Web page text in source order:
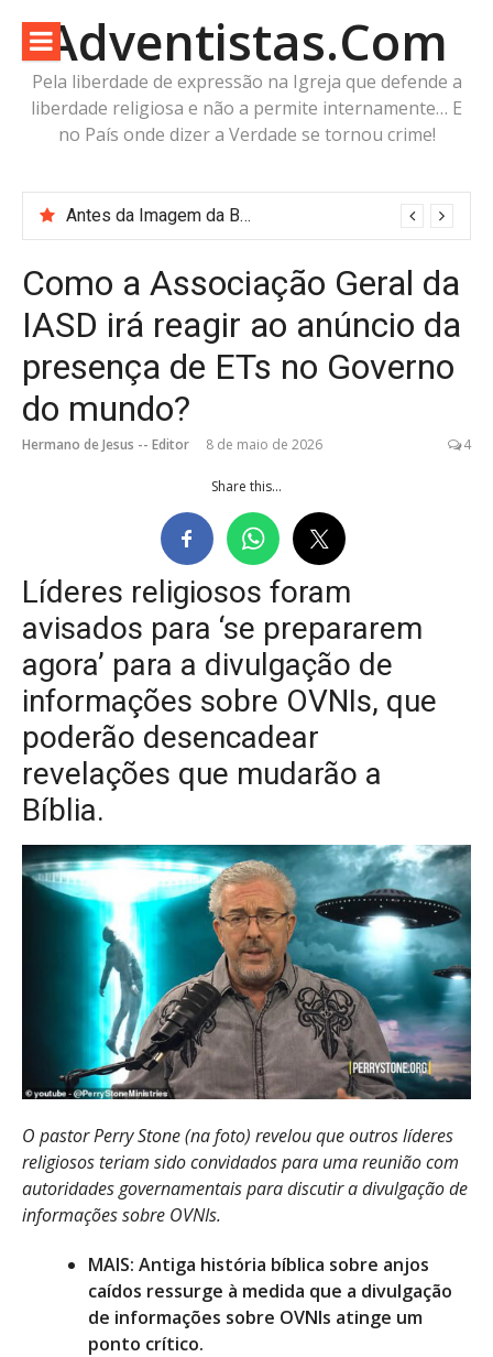
para
conteúdo
Adventistas.Com
Pela liberdade de expressão na Igreja que defende a
liberdade religiosa e não a permite internamente… E
no País onde dizer a Verdade se tornou crime!
“Robode” do Apocalipse? A imagem já existe. O corpo está pronto. Falta apenas o fôlego.
Como a Associação Geral da
IASD irá reagir ao anúncio da
presença de ETs no Governo
do mundo?
Hermano de Jesus -- Editor 8 de maio de 2026 4
Share this...
Líderes religiosos foram
avisados ​​para ‘se prepararem
agora’ para a divulgação de
informações sobre OVNIs, que
poderão desencadear
revelações que mudarão a
Bíblia.
O pastor Perry Stone (na foto) revelou que outros líderes
religiosos teriam sido convidados para uma reunião com
autoridades governamentais para discutir a divulgação de
informações sobre OVNIs.
MAIS: Antiga história bíblica sobre anjos
caídos ressurge à medida que a divulgação
de informações sobre OVNIs atinge um
ponto crítico.